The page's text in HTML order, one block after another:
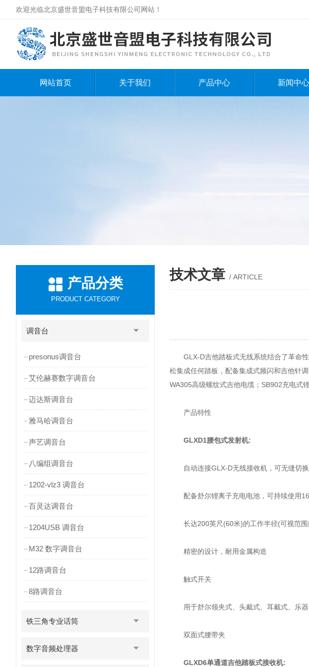
欢迎光临北京盛世音盟电子科技有限公司网站！
网站首页 关于我们 产品中心 新闻中心
产品分类
PRODUCT CATEGORY
调音台
presonus调音台
艾伦赫赛数字调音台
迈达斯调音台
雅马哈调音台
声艺调音台
八编组调音台
1202-vlz3 调音台
百灵达调音台
1204USB 调音台
M32 数字调音台
12路调音台
8路调音台
铁三角专业话筒
数字音频处理器
技术文章 / ARTICLE
GLX-D吉他踏板式无线系统结合了革命性
松集成任何踏板，配备集成式频闪和吉他针
WA305高级螺纹式吉他电缆；SB902充电式
产品特性
GLXD1腰包式发射机:
自动连接GLX-D无线接收机，可无缝切
配备舒尔锂离子充电电池，可持续使用
长达200英尺(60米)的工作半径(可视范围
精密的设计，耐用金属构造
触式开关
用于舒尔领夹式、头戴式、耳戴式、乐器
双面式腰带夹
GLXD6单通道吉他踏板式接收机: